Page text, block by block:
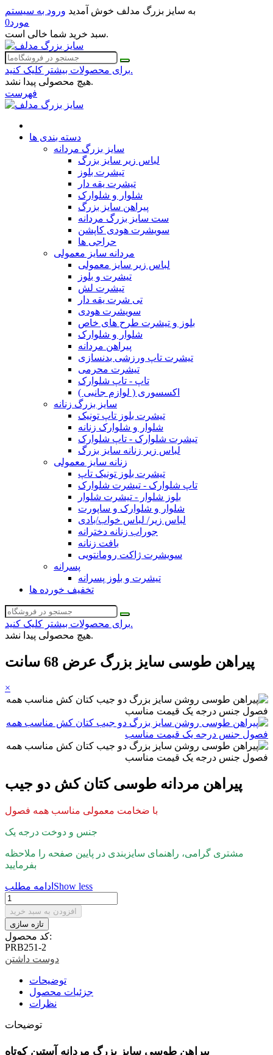
به سایز بزرگ مدلف خوش آمدید ورود به سیستم
0مورد
سبد خرید شما خالی است.
برای محصولات بیشتر کلیک کنید.
هیچ محصولی پیدا نشد.
فهرست
دسته بندی ها
سایز بزرگ مردانه
لباس زیر سایز بزرگ
تیشرت بلوز
تیشرت یقه دار
شلوار و شلوارک
پیراهن سایز بزرگ
ست سایز بزرگ مردانه
سویشرت هودی کاپشن
حراجی ها
مردانه سایز معمولی
لباس زیر سایز معمولی
تیشرت و بلوز
تیشرت لش
تی شرت یقه دار
سویشرت هودی
بلوز و تیشرت طرح های خاص
شلوار و شلوارک
پیراهن مردانه
تیشرت تاپ ورزشی بدنسازی
تیشرت محرمی
تاپ - تاپ شلوارک
اکسسوری ( لوازم جانبی )
سایز بزرگ زنانه
تیشرت بلوز تاپ تونیک
شلوار و شلوارک زنانه
تیشرت شلوارک - تاپ شلوارک
لباس زیر زنانه سایز بزرگ
زنانه سایز معمولی
تیشرت بلوز تونیک تاپ
تاپ شلوارک - تیشرت شلوارک
بلوز شلوار - تیشرت شلوار
شلوار و شلوارک و ساپورت
لباس زیر/ لباس خواب/بادی
جوراب زنانه دخترانه
بافت زنانه
سویشرت ژاکت رومانتویی
پسرانه
تیشرت و بلوز پسرانه
تخفیف خورده ها
برای محصولات بیشتر کلیک کنید.
هیچ محصولی پیدا نشد.
پیراهن طوسی سایز بزرگ عرض 68 سانت
×
پیراهن مردانه طوسی کتان کش دو جیب
با ضخامت معمولی مناسب همه فصول
جنس و دوخت درجه یک
مشتری گرامی، راهنمای سایزبندی در پایین صفحه را ملاحظه
بفرمایید
ادامه مطلب Show less
افزودن به سبد خرید
کد محصول:
PRB251-2
دوست داشتن
توضیحات
جزئیات محصول
نظرات
توضیحات
پیراهن طوسی سایز بزرگ مردانه آستین کوتاه